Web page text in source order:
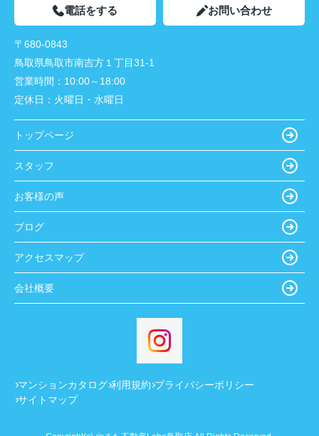
電話をする お問い合わせ
〒680-0843
鳥取県鳥取市南吉方１丁目31-1
営業時間： 10:00～18:00
定休日： 火曜日・水曜日
トップページ
スタッフ
お客様の声
ブログ
アクセスマップ
会社概要
マンションカタログ 利用規約 プライバシーポリシー
サイトマップ